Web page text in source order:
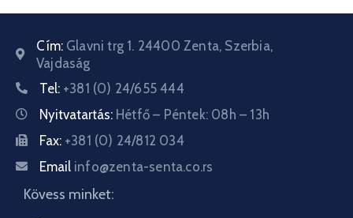
Cím: Glavni trg 1. 24400 Zenta, Szerbia,
Vajdaság
Tel: +381 (0) 24/655 444
Nyitvatartás: Hétfő – Péntek: 08h – 13h
Fax: +381 (0) 24/812 034
Email info@zenta-senta.co.rs
Kövess minket: